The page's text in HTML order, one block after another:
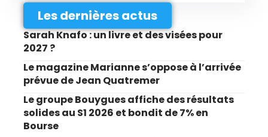
Les dernières actus
Sarah Knafo : un livre et des visées pour
2027 ?
Le magazine Marianne s’oppose à l’arrivée
prévue de Jean Quatremer
Le groupe Bouygues affiche des résultats
solides au S1 2026 et bondit de 7% en
Bourse